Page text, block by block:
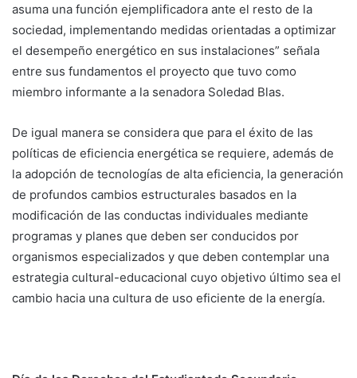
asuma una función ejemplificadora ante el resto de la
sociedad, implementando medidas orientadas a optimizar
el desempeño energético en sus instalaciones” señala
entre sus fundamentos el proyecto que tuvo como
miembro informante a la senadora Soledad Blas.
De igual manera se considera que para el éxito de las
políticas de eficiencia energética se requiere, además de
la adopción de tecnologías de alta eficiencia, la generación
de profundos cambios estructurales basados en la
modificación de las conductas individuales mediante
programas y planes que deben ser conducidos por
organismos especializados y que deben contemplar una
estrategia cultural-educacional cuyo objetivo último sea el
cambio hacia una cultura de uso eficiente de la energía.